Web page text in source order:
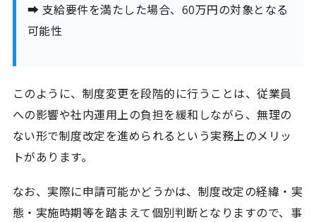
➡ 支給要件を満たした場合、60万円の対象となる
可能性
このように、制度変更を段階的に行うことは、従業員
への影響や社内運用上の負担を緩和しながら、無理の
ない形で制度改定を進められるという実務上のメリッ
トがあります。
なお、実際に申請可能かどうかは、制度改定の経緯・実
態・実施時期等を踏まえて個別判断となりますので、事